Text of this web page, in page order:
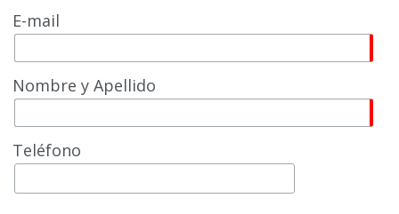
E-mail
Nombre y Apellido
Teléfono